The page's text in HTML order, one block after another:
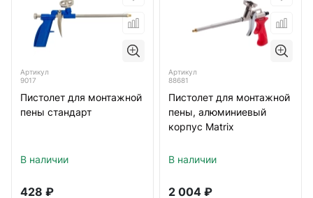
Артикул
9017
Пистолет для монтажной
пены стандарт
В наличии
428 ₽
Артикул
88681
Пистолет для монтажной
пены, алюминиевый
корпус Matrix
В наличии
2 004 ₽